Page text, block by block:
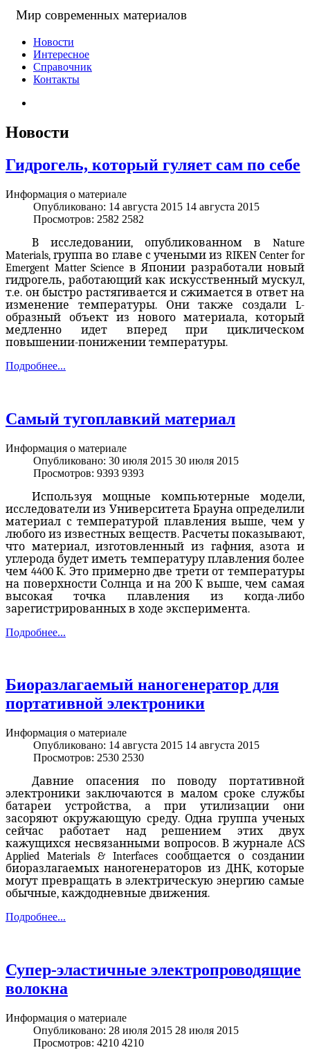
Мир современных материалов
Новости
Интересное
Справочник
Контакты
Новости
Гидрогель, который гуляет сам по себе
Информация о материале
Опубликовано: 14 августа 2015 14 августа 2015
Просмотров: 2582 2582
В исследовании, опубликованном в Nature
Materials, группа во главе с учеными из RIKEN Center for
Emergent Matter Science в Японии разработали новый
гидрогель, работающий как искусственный мускул,
т.е. он быстро растягивается и сжимается в ответ на
изменение температуры. Они также создали L-
образный объект из нового материала, который
медленно идет вперед при циклическом
повышении-понижении температуры.
Подробнее...
Самый тугоплавкий материал
Информация о материале
Опубликовано: 30 июля 2015 30 июля 2015
Просмотров: 9393 9393
Используя мощные компьютерные модели,
исследователи из Университета Брауна определили
материал с температурой плавления выше, чем у
любого из известных веществ. Расчеты показывают,
что материал, изготовленный из гафния, азота и
углерода будет иметь температуру плавления более
чем 4400 К. Это примерно две трети от температуры
на поверхности Солнца и на 200 К выше, чем самая
высокая точка плавления из когда-либо
зарегистрированных в ходе эксперимента.
Подробнее...
Биоразлагаемый наногенератор для
портативной электроники
Информация о материале
Опубликовано: 14 августа 2015 14 августа 2015
Просмотров: 2530 2530
Давние опасения по поводу портативной
электроники заключаются в малом сроке службы
батареи устройства, а при утилизации они
засоряют окружающую среду. Одна группа ученых
сейчас работает над решением этих двух
кажущихся несвязанными вопросов. В журнале ACS
Applied Materials & Interfaces сообщается о создании
биоразлагаемых наногенераторов из ДНК, которые
могут превращать в электрическую энергию самые
обычные, каждодневные движения.
Подробнее...
Супер-эластичные электропроводящие
волокна
Информация о материале
Опубликовано: 28 июля 2015 28 июля 2015
Просмотров: 4210 4210